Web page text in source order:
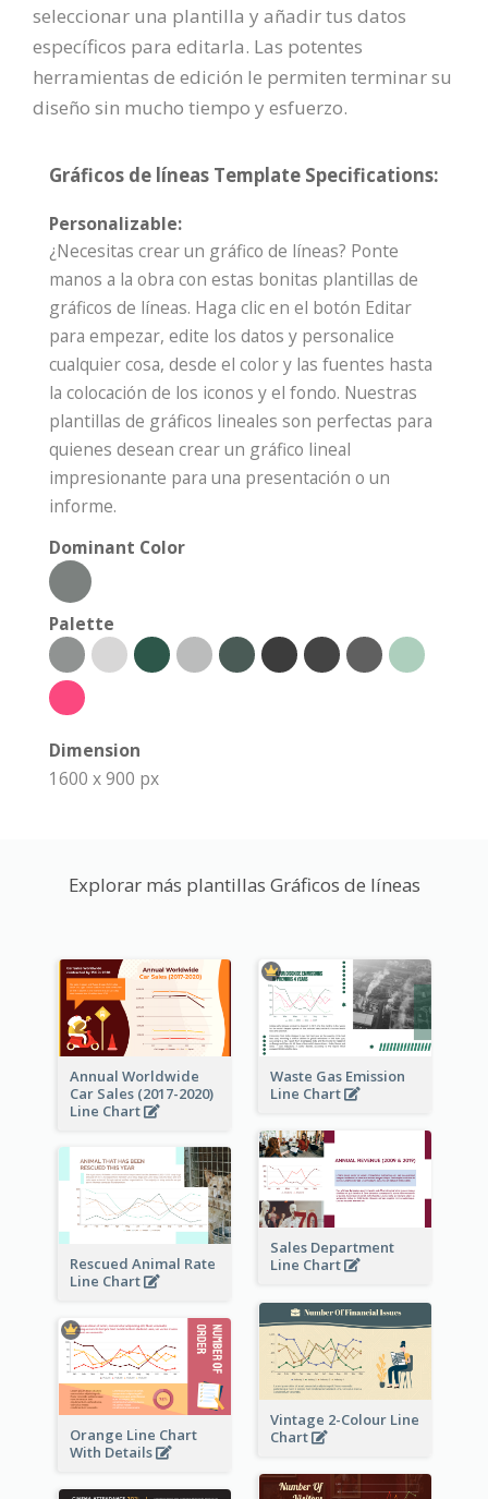
seleccionar una plantilla y añadir tus datos
específicos para editarla. Las potentes
herramientas de edición le permiten terminar su
diseño sin mucho tiempo y esfuerzo.
Gráficos de líneas Template Specifications:
Personalizable:
¿Necesitas crear un gráfico de líneas? Ponte
manos a la obra con estas bonitas plantillas de
gráficos de líneas. Haga clic en el botón Editar
para empezar, edite los datos y personalice
cualquier cosa, desde el color y las fuentes hasta
la colocación de los iconos y el fondo. Nuestras
plantillas de gráficos lineales son perfectas para
quienes desean crear un gráfico lineal
impresionante para una presentación o un
informe.
Dominant Color
Palette
Dimension
1600 x 900 px
Explorar más plantillas Gráficos de líneas
Annual Worldwide
Car Sales (2017-2020)
Line Chart
Waste Gas Emission
Line Chart
Sales Department
Line Chart
Rescued Animal Rate
Line Chart
Vintage 2-Colour Line
Chart
Orange Line Chart
With Details